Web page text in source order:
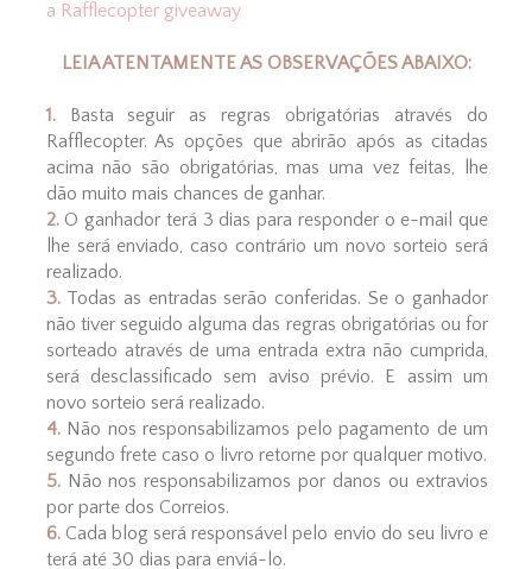
a Rafflecopter giveaway
LEIA ATENTAMENTE AS OBSERVAÇÕES ABAIXO:
1.Basta seguir as regras obrigatórias através do
Rafflecopter. As opções que abrirão após as citadas
acima não são obrigatórias, mas uma vez feitas, lhe
dão muito mais chances de ganhar.
2.O ganhador terá 3 dias para responder o e-mail que
lhe será enviado, caso contrário um novo sorteio será
realizado.
3.Todas as entradas serão conferidas. Se o ganhador
não tiver seguido alguma das regras obrigatórias ou for
sorteado através de uma entrada extra não cumprida,
será desclassificado sem aviso prévio. E assim um
novo sorteio será realizado.
4. Não nos responsabilizamos pelo pagamento de um
segundo frete caso o livro retorne por qualquer motivo.
5. Não nos responsabilizamos por danos ou extravios
por parte dos Correios.
6. Cada blog será responsável pelo envio do seu livro e
terá até 30 dias para enviá-lo.